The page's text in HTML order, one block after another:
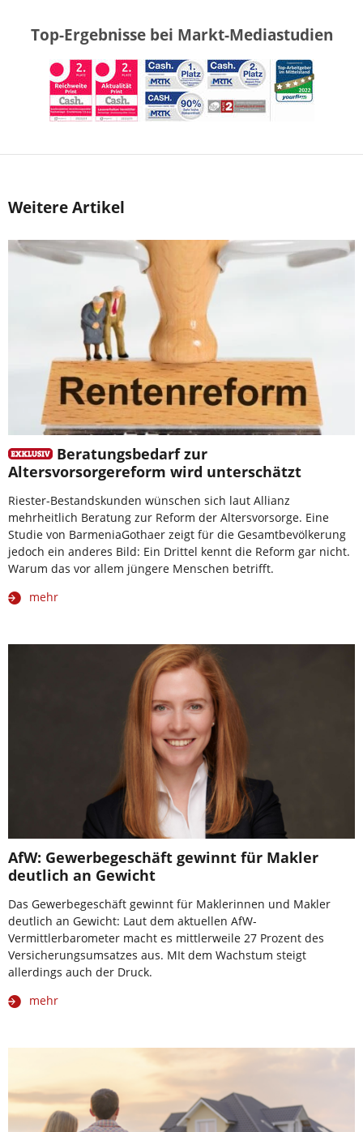
Top-Ergebnisse bei Markt-Mediastudien
Weitere Artikel
Beratungsbedarf zur
Altersvorsorgereform wird unterschätzt
Riester-Bestandskunden wünschen sich laut Allianz
mehrheitlich Beratung zur Reform der Altersvorsorge. Eine
Studie von BarmeniaGothaer zeigt für die Gesamtbevölkerung
jedoch ein anderes Bild: Ein Drittel kennt die Reform gar nicht.
Warum das vor allem jüngere Menschen betrifft.
mehr
AfW: Gewerbegeschäft gewinnt für Makler
deutlich an Gewicht
Das Gewerbegeschäft gewinnt für Maklerinnen und Makler
deutlich an Gewicht: Laut dem aktuellen AfW-
Vermittlerbarometer macht es mittlerweile 27 Prozent des
Versicherungsumsatzes aus. MIt dem Wachstum steigt
allerdings auch der Druck.
mehr